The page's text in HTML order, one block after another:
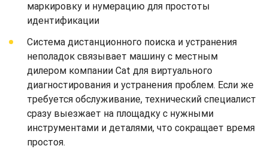
маркировку и нумерацию для простоты
идентификации
Система дистанционного поиска и устранения
неполадок связывает машину с местным
дилером компании Cat для виртуального
диагностирования и устранения проблем. Если же
требуется обслуживание, технический специалист
сразу выезжает на площадку с нужными
инструментами и деталями, что сокращает время
простоя.